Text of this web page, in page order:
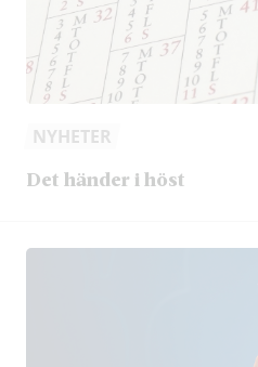
NYHETER
Det händer i höst